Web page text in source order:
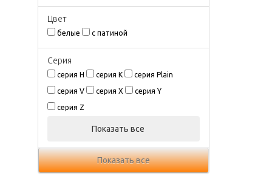
Цвeт
белые с патиной
Серия
серия H серия K серия Plain
серия V серия X серия Y
серия Z
Показать все
Показать все